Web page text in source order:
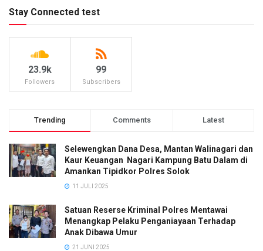
Stay Connected test
23.9k
Followers
99
Subscribers
Trending Comments Latest
Selewengkan Dana Desa, Mantan Walinagari dan
Kaur Keuangan Nagari Kampung Batu Dalam di
Amankan Tipidkor Polres Solok
11 JULI 2025
Satuan Reserse Kriminal Polres Mentawai
Menangkap Pelaku Penganiayaan Terhadap
Anak Dibawa Umur
21 JUNI 2025